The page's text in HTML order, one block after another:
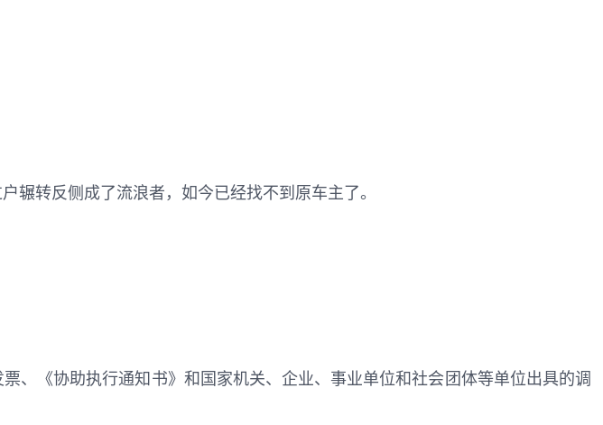
辗转反侧成了流浪者，如今已经找不到原车主了。
、《协助执行通知书》和国家机关、企业、事业单位和社会团体等单位出具的调